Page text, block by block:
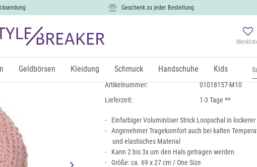
Geschenk zu jeder Bestellung
Geldbörsen Kleidung Schmuck Handschuhe Kids
Grobstrick Loop Schal
17,99 €
inkl. MwSt., zzgl.Versand
Artikelnummer:
01018157-M10
Lieferzeit:
1-3 Tage **
Einfarbiger Voluminöser Strick Loopschal in lockerer
Angenehmer Tragekomfort auch bei kalten
und elastisches Material
Kann 2 bis 3x um den Hals getragen werden
Größe: ca. 69 x 27 cm / One Size